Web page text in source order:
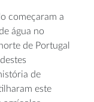
começaram a
água no
de Portugal
de
este